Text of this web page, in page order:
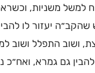
למשל משניות,
יעזור לו
ושוב התפלל ושוב
גם גמרא, ואח״כ